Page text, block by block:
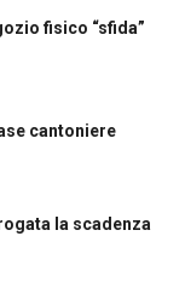
fisico “sfida”
cantoniere
la scadenza